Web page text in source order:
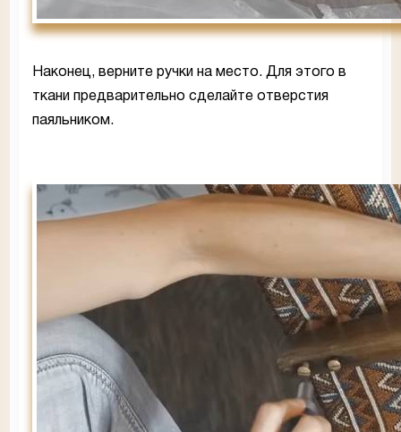
Наконец, верните ручки на место. Для этого в
ткани предварительно сделайте отверстия
паяльником.